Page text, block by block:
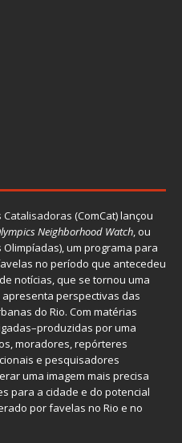
Catalisadoras (ComCat) lançou
Neighborhood Watch, ou
um programa para
no período que antecedeu
notícias, que se tornou uma
perspectivas das
do Rio. Com matérias
por uma
moradores, repórteres
e pesquisadores
uma imagem mais precisa
para a cidade e do potencial
por favelas no Rio e no